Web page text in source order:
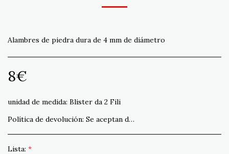
Alambres de piedra dura de 4 mm de diámetro
8€
unidad de medida: Blister da 2 Fili
Política de devolución: Se aceptan devoluciones que no cumplan con el pedido en un plazo de 15 días. Envío a cargo del cliente
Lista: *